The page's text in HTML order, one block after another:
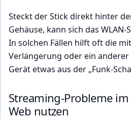
Steckt der Stick direkt hinter
Gehäuse, kann sich das
In solchen Fällen hilft oft die
Verlängerung oder ein
Gerät etwas aus der „Funk-
Streaming-Probleme im
Web nutzen